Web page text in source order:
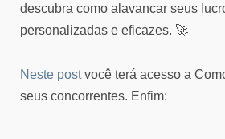
descubra como alavancar seus
personalizadas e eficazes. 🚀
Neste postvocê terá acesso a
seus concorrentes. Enfim: